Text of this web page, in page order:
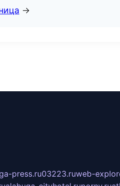
→
press.ru03223.ruweb-